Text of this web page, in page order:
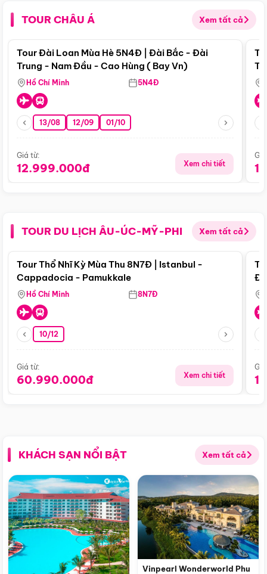
TOUR CHÂU Á Xem tất cả
Điểm nổi bật
Tour Đài Loan Mùa Hè 5N4Đ | Đài Bắc - Đài
Trung - Nam Đầu - Cao Hùng ( Bay Vn)
Hồ Chí Minh 5N4Đ
13/08 12/09 01/10
Giá từ:
12.999.000đ Xem chi tiết
TOUR DU LỊCH ÂU-ÚC-MỸ-PHI Xem tất cả
Điểm nổi bật
Tour Thổ Nhĩ Kỳ Mùa Thu 8N7Đ | Istanbul -
Cappadocia - Pamukkale
Hồ Chí Minh 8N7Đ
10/12
Giá từ:
60.990.000đ Xem chi tiết
KHÁCH SẠN NỔI BẬT Xem tất cả
Vinpearl Wonderworld Phu